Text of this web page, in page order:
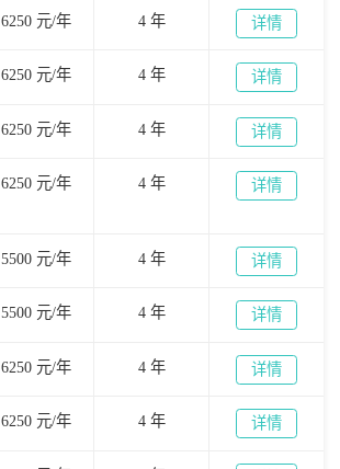
6250 元/年 4 年 详情
6250 元/年 4 年 详情
6250 元/年 4 年 详情
6250 元/年 4 年 详情
5500 元/年 4 年 详情
5500 元/年 4 年 详情
6250 元/年 4 年 详情
6250 元/年 4 年 详情